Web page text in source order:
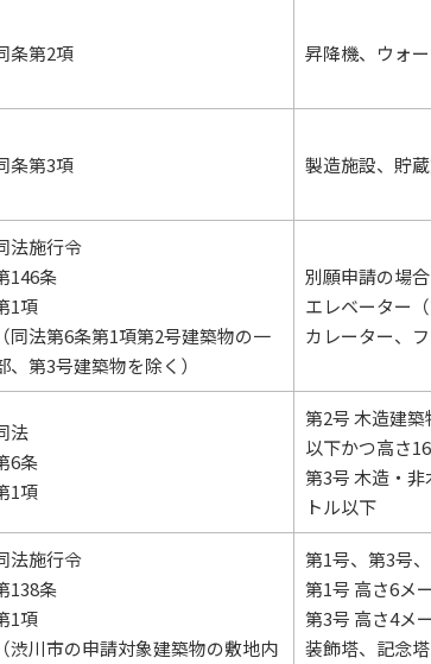
条第2項 昇降機、ウォ
条第3項 製造施設、貯
法施行令
146条
1項
（同法第6条第1項第2号建築物の一
、第3号建築物を除く）
別願申請の場合
エレベーター
カレーター、
法
6条
1項
第2号 木造建
以下かつ高さ
第3号 木造・
トル以下
法施行令
138条
1項
（渋川市の申請対象建築物の敷地内
第1号、第3号
第1号 高さ6メ
第3号 高さ4メ
装飾塔、記念塔